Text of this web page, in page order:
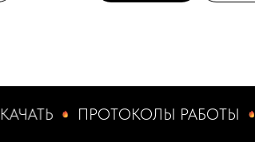
ПРОТОКОЛЫ РАБОТЫ